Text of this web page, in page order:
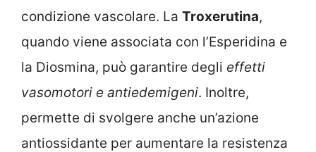
condizione vascolare. La Troxerutina,
quando viene associata con l’Esperidina e
la Diosmina, può garantire degli effetti
vasomotori e antiedemigeni. Inoltre,
permette di svolgere anche un’azione
antiossidante per aumentare la resistenza